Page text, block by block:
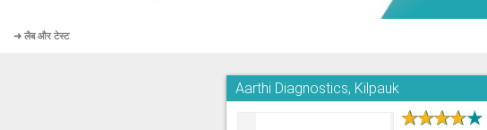
➜ लैब और टेस्ट
Aarthi Diagnostics, Kilpauk
★★★★★